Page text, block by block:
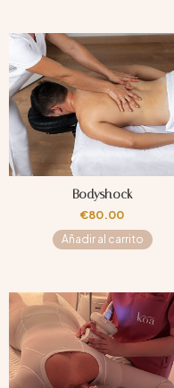
Bodyshock
€80.00
Añadir al carrito